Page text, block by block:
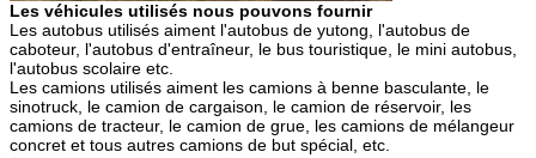
Les véhicules utilisés nous pouvons fournir
Les autobus utilisés aiment l'autobus de yutong, l'autobus de
caboteur, l'autobus d'entraîneur, le bus touristique, le mini autobus,
l'autobus scolaire etc.
Les camions utilisés aiment les camions à benne basculante, le
sinotruck, le camion de cargaison, le camion de réservoir, les
camions de tracteur, le camion de grue, les camions de mélangeur
concret et tous autres camions de but spécial, etc.